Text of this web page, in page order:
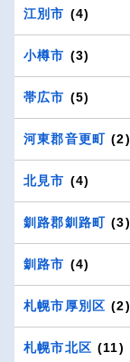
江別市 (4)
小樽市 (3)
帯広市 (5)
河東郡音更町 (2)
北見市 (4)
釧路郡釧路町 (3)
釧路市 (4)
札幌市厚別区 (2)
札幌市北区 (11)